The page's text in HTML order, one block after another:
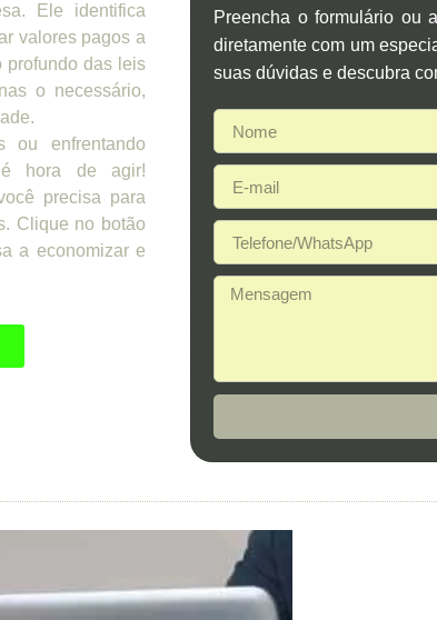
Ele identifica
valores pagos a
profundo das leis
o necessário,
ou enfrentando
é hora de agir!
precisa para
Clique no botão
a economizar e
Preencha o formulário ou
diretamente com um
suas dúvidas e descubra